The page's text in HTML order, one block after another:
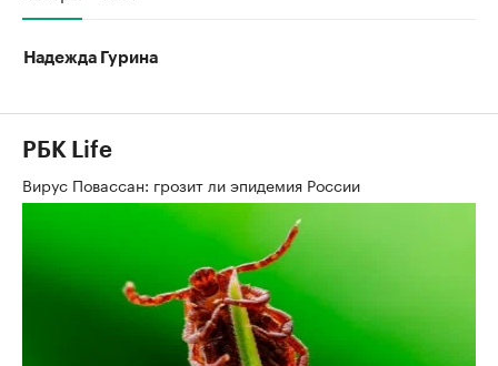
Надежда Гурина
РБК Life
Вирус Повассан: грозит ли эпидемия России